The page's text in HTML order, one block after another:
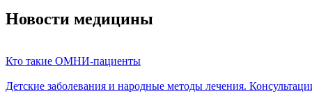
Новости медицины
Кто такие ОМНИ-пациенты
Детские заболевания и народные методы лечения.